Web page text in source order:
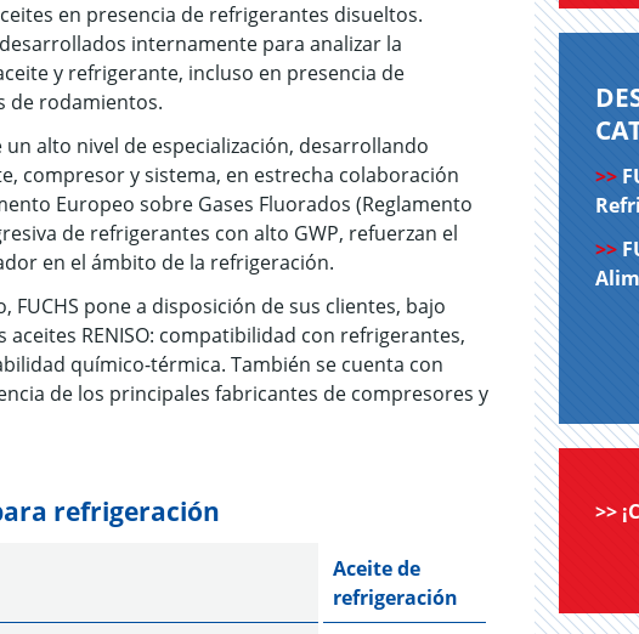
en presencia de refrigerantes disueltos.
internamente para analizar la
y refrigerante, incluso en presencia de
de rodamientos.
alto nivel de especialización, desarrollando
compresor y sistema, en estrecha colaboración
Europeo sobre Gases Fluorados (Reglamento
de refrigerantes con alto GWP, refuerzan el
en el ámbito de la refrigeración.
pone a disposición de sus clientes, bajo
RENISO: compatibilidad con refrigerantes,
químico-térmica. También se cuenta con
de los principales fabricantes de compresores y
refrigeración
Aceite de
refrigeración
>>
>>
>>